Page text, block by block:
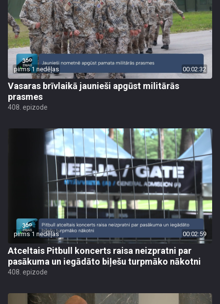
pirms 1 nedēļas 00:02:32
Vasaras brīvlaikā jaunieši apgūst militārās
prasmes
408. epizode
pirms 1 nedēļas 00:02:59
Atceltais Pitbull koncerts raisa neizpratni par
pasākuma un iegādāto biļešu turpmāko nākotni
408. epizode